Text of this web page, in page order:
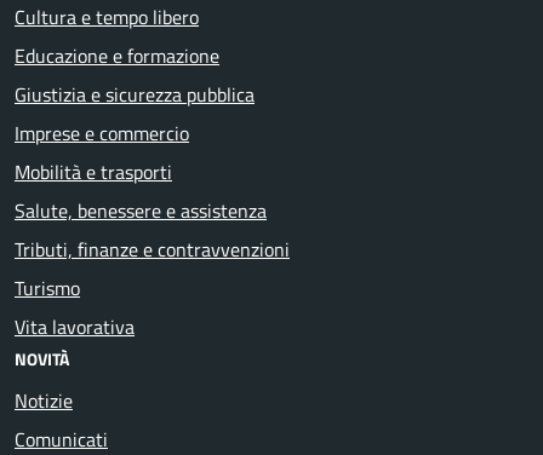
Cultura e tempo libero
Educazione e formazione
Giustizia e sicurezza pubblica
Imprese e commercio
Mobilità e trasporti
Salute, benessere e assistenza
Tributi, finanze e contravvenzioni
Turismo
Vita lavorativa
NOVITÀ
Notizie
Comunicati